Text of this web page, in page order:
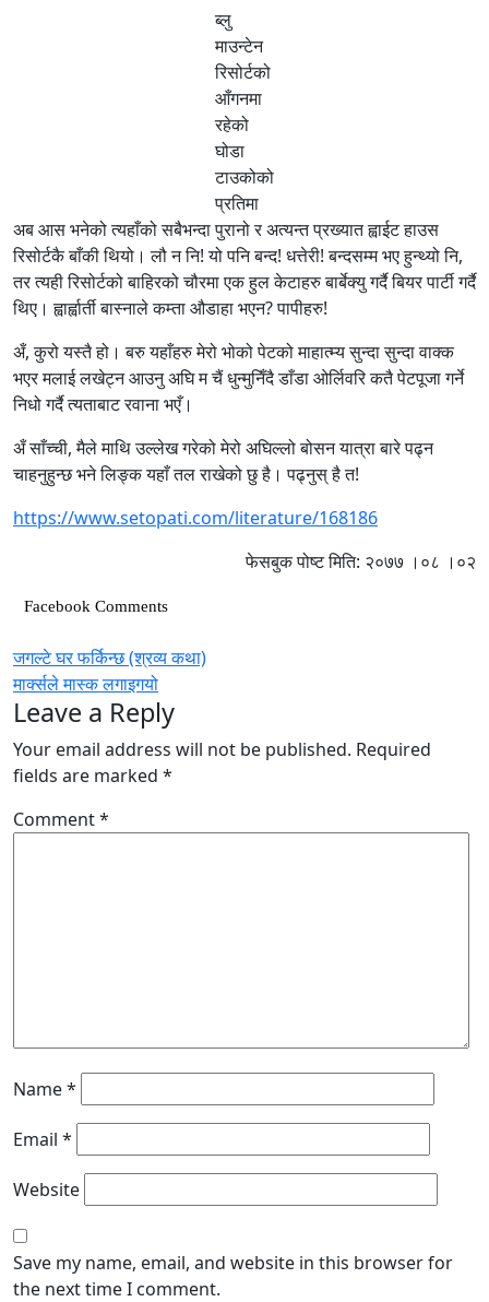
ब्लु
माउन्टेन
रिसोर्टको
आँगनमा
रहेको
घोडा
टाउकोको
प्रतिमा
अब आस भनेको त्यहाँको सबैभन्दा पुरानो र अत्यन्त प्रख्यात ह्वाईट हाउस
रिसोर्टकै बाँकी थियो। लौ न नि! यो पनि बन्द! धत्तेरी! बन्दसम्म भए हुन्थ्यो नि,
तर त्यही रिसोर्टको बाहिरको चौरमा एक हुल केटाहरु बार्बेक्यु गर्दै बियर पार्टी गर्दै
थिए। ह्वार्ह्वार्ती बास्नाले कम्ता औडाहा भएन? पापीहरु!
अँ, कुरो यस्तै हो। बरु यहाँहरु मेरो भोको पेटको माहात्म्य सुन्दा सुन्दा वाक्क
भएर मलाई लखेट्न आउनु अघि म चैं धुन्मुनिँदै डाँडा ओर्लिवरि कतै पेटपूजा गर्ने
निधो गर्दै त्यताबाट रवाना भएँ।
अँ साँच्ची, मैले माथि उल्लेख गरेको मेरो अघिल्लो बोसन यात्रा बारे पढ्न
चाहनुहुन्छ भने लिङ्क यहाँ तल राखेको छु है। पढ्नुस् है त!
https://www.setopati.com/literature/168186
फेसबुक पोष्ट मिति: २०७७ ।०८ ।०२
Facebook Comments
Post
navigation
जगल्टे घर फर्किन्छ (श्रव्य कथा)
मार्क्सले मास्क लगाइगयो
Leave a Reply
Your email address will not be published. Required
fields are marked *
Comment*
Name*
Email *
Website
Save my name, email, and website in this browser for
the next time I comment.